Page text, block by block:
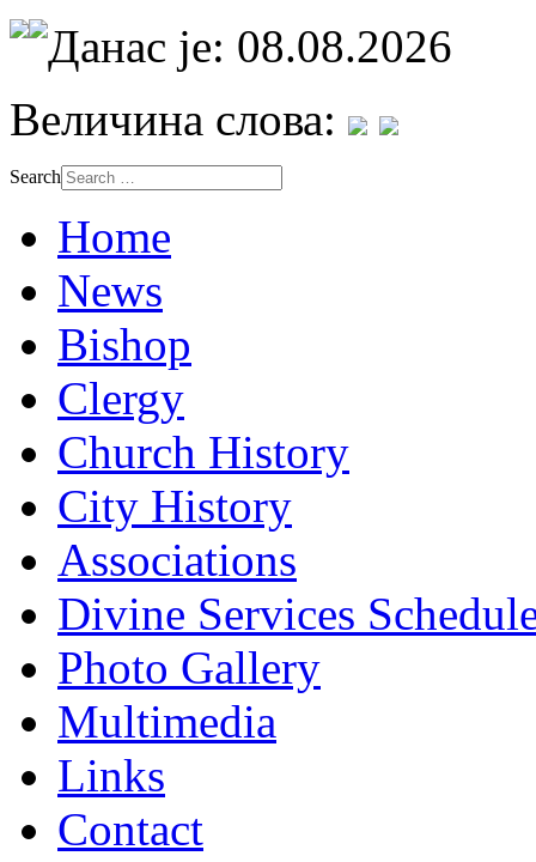
Данас је: 08.08.2026
Величина слова:
Search
Home
News
Bishop
Clergy
Church History
City History
Associations
Divine Services
Photo Gallery
Multimedia
Links
Contact